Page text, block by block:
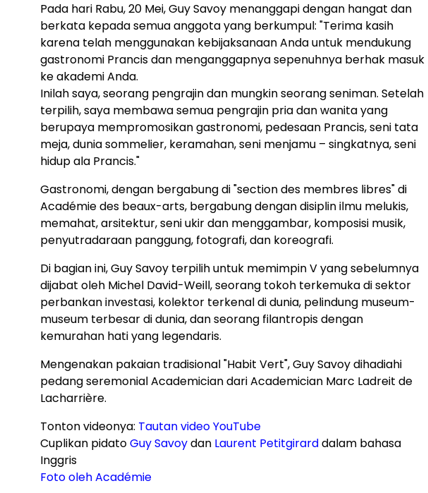
Pada hari Rabu, 20 Mei, Guy Savoy menanggapi dengan hangat dan
berkata kepada semua anggota yang berkumpul: "Terima kasih
karena telah menggunakan kebijaksanaan Anda untuk mendukung
gastronomi Prancis dan menganggapnya sepenuhnya berhak masuk
ke akademi Anda.
Inilah saya, seorang pengrajin dan mungkin seorang seniman. Setelah
terpilih, saya membawa semua pengrajin pria dan wanita yang
berupaya mempromosikan gastronomi, pedesaan Prancis, seni tata
meja, dunia sommelier, keramahan, seni menjamu – singkatnya, seni
hidup ala Prancis."
Gastronomi, dengan bergabung di "section des membres libres" di
Académie des beaux-arts, bergabung dengan disiplin ilmu melukis,
memahat, arsitektur, seni ukir dan menggambar, komposisi musik,
penyutradaraan panggung, fotografi, dan koreografi.
Di bagian ini, Guy Savoy terpilih untuk memimpin V yang sebelumnya
dijabat oleh Michel David-Weill, seorang tokoh terkemuka di sektor
perbankan investasi, kolektor terkenal di dunia, pelindung museum-
museum terbesar di dunia, dan seorang filantropis dengan
kemurahan hati yang legendaris.
Mengenakan pakaian tradisional "Habit Vert", Guy Savoy dihadiahi
pedang seremonial Academician dari Academician Marc Ladreit de
Lacharrière.
Tonton videonya: Tautan video YouTube
Cuplikan pidatoGuy Savoydan Laurent Petitgirarddalam bahasa
Inggris
Foto oleh Académie